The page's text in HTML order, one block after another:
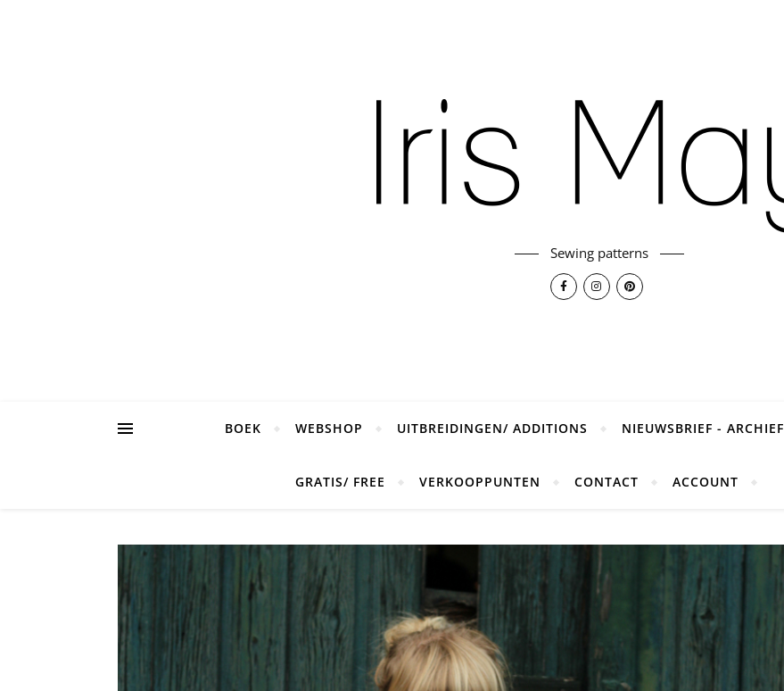
Sewing patterns
BOEK WEBSHOP UITBREIDINGEN/ ADDITIONS NIEUWSBRIEF - ARCHIEF
GRATIS/ FREE VERKOOPPUNTEN CONTACT ACCOUNT